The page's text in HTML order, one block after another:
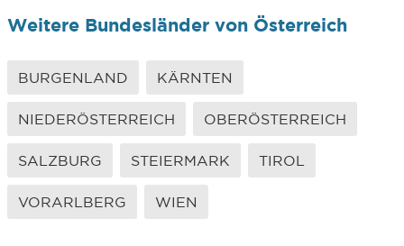
Weitere Bundesländer von Österreich
BURGENLAND KÄRNTEN
NIEDERÖSTERREICH OBERÖSTERREICH
SALZBURG STEIERMARK TIROL
VORARLBERG WIEN